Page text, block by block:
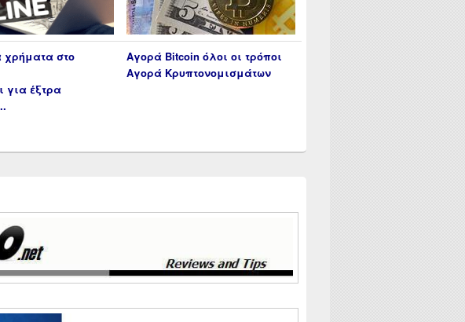
χρήματα στο
για έξτρα
Αγορά Bitcoin όλοι οι τρόποι
Αγορά Κρυπτονομισμάτων